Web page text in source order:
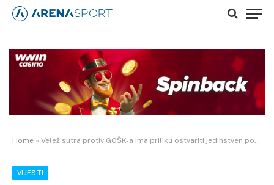
Home » Velež sutra protiv GOŠK-a ima priliku ostvariti jedinstven podvig
VIJESTI